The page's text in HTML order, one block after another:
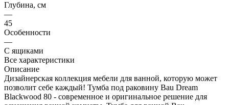
Глубина, см
—
45
Особенности
—
С ящиками
Все характеристики
Описание
Дизайнерская коллекция мебели для ванной, которую может
позволит себе каждый! Тумба под раковину Bau Dream
Blackwood 80 - современное и оригинальное решение для